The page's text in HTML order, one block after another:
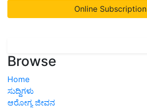
Online Subscription
Browse
Home
ಸುದ್ದಿಗಳು
ಆರೋಗ್ಯ ಜೀವನ